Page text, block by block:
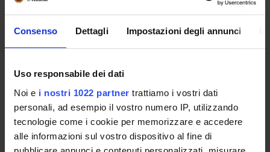
Consenso Dettagli Impostazioni degli annunci
Uso responsabile dei dati
Noi e i nostri 1022 partner trattiamo i vostri dati
personali, ad esempio il vostro numero IP, utilizzando
tecnologie come i cookie per memorizzare e accedere
alle informazioni sul vostro dispositivo al fine di
GOVERNANCE
COMMISSIONI
UFFICI E STRUTTURE DI SERVIZIO
SERVIZI DI SEGRETERIA STUDENTI